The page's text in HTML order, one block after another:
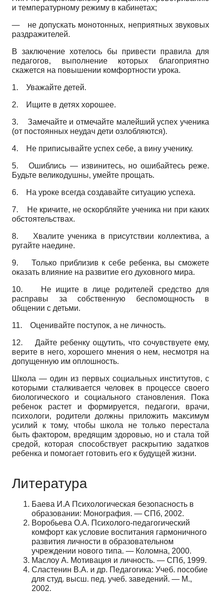
и температурному режиму в кабинетах;
— не допускать монотонных, неприятных звуковых
раздражителей.
В заключение хотелось бы привести правила для
педагогов, выполнение которых благоприятно
скажется на повышении комфортности урока.
1. Уважайте детей.
2. Ищите в детях хорошее.
3. Замечайте и отмечайте малейший успех ученика
(от постоянных неудач дети озлобляются).
4. Не приписывайте успех себе, а вину ученику.
5.Ошиблись — извинитесь, но ошибайтесь реже.
Будьте великодушны, умейте прощать.
6. На уроке всегда создавайте ситуацию успеха.
7.
Не кричите, не оскорбляйте ученика ни при каких
обстоятельствах.
8. Хвалите ученика в присутствии коллектива, а
ругайте наедине.
9. Только приблизив к себе ребенка, вы сможете
оказать влияние на развитие его духовного мира.
10.
Не ищите в лице родителей средство для
расправы за собственную беспомощность в
общении с детьми.
11. Оценивайте поступок, а не личность.
12. Дайте ребенку ощутить, что сочувствуете ему,
верите в него, хорошего мнения о нем, несмотря на
допущенную им оплошность.
Школа — один из первых социальных институтов, с
которыми сталкивается человек в процессе своего
биологического и социального становления. Пока
ребенок растет и формируется, педагоги, врачи,
психологи, родители должны приложить максимум
усилий к тому, чтобы школа не только перестала
быть фактором, вредящим здоровью, но и стала той
средой, которая способствует раскрытию задатков
ребенка и помогает готовить его к будущей жизни.
Литература
Баева И.А Психологическая безопасность в
образовании: Монография. — СПб, 2002.
Воробьева О.А. Психолого-педагогический
комфорт как условие воспитания гармоничного
развития личности в образовательном
учреждении нового типа. — Коломна, 2000.
Маслоу А. Мотивация и личность. — СПб, 1999.
Сластенин В.А. и др. Педагогика: Учеб. пособие
для студ. высш. пед. учеб. заведений. — М.,
2002.